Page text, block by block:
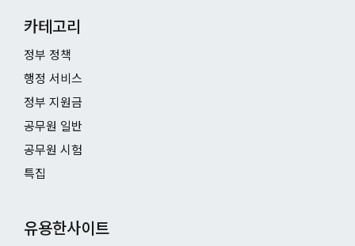
카테고리
정부 정책
행정 서비스
정부 지원금
공무원 일반
공무원 시험
특집
유용한사이트